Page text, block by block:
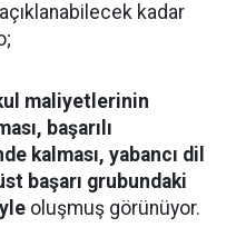
kadar
maliyetlerinin
başarılı
kalması, yabancı dil
başarı grubundaki
oluşmuş görünüyor.